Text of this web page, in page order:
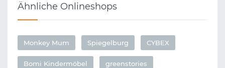
Ähnliche Onlineshops
Monkey Mum Spiegelburg CYBEX
Bomi Kindermöbel greenstories